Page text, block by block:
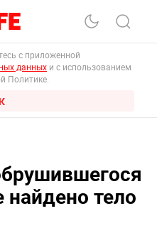
с приложенной
данных и с использованием
Политике.
тело